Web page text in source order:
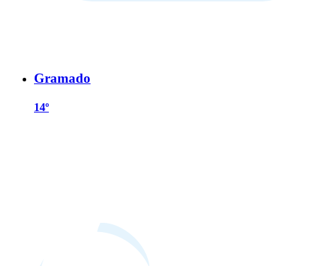
Gramado
14º